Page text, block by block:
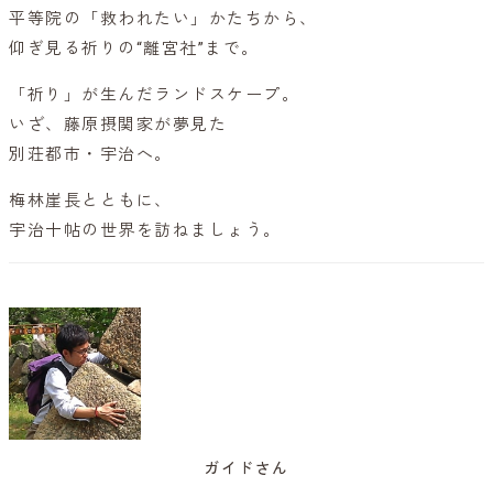
平等院の「救われたい」かたちから、
仰ぎ見る祈りの“離宮社”まで。
「祈り」が生んだランドスケープ。
いざ、藤原摂関家が夢見た
別荘都市・宇治へ。
梅林崖長とともに、
宇治十帖の世界を訪ねましょう。
ガイドさん